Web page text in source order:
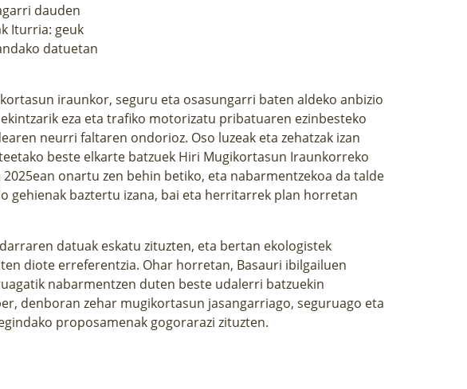
dauden
Iturria: geuk
datuetan
iraunkor, seguru eta osasungarri baten aldeko anbizio
eza eta trafiko motorizatu pribatuaren ezinbesteko
neurri faltaren ondorioz. Oso luzeak eta zehatzak izan
beste elkarte batzuek Hiri Mugikortasun Iraunkorreko
2025ean onartu zen behin betiko, eta nabarmentzekoa da talde
gehienak baztertu izana, bai eta herritarrek plan horretan
datuak eskatu zituzten, eta bertan ekologistek
diote erreferentzia. Ohar horretan, Basauri ibilgailuen
nabarmentzen duten beste udalerri batzuekin
denboran zehar mugikortasun jasangarriago, seguruago eta
proposamenak gogorarazi zituzten.